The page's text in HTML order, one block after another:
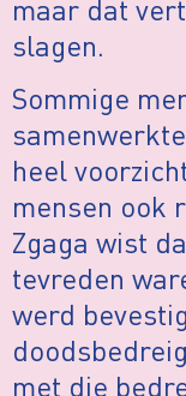
maar dat
slagen.
Sommige
heel
mensen ook
Zgaga wist
tevreden
werd
met die